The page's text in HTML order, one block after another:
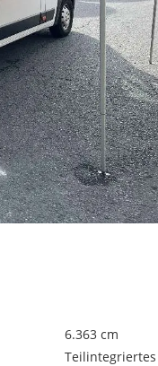
6.363 cm
Teilintegriertes